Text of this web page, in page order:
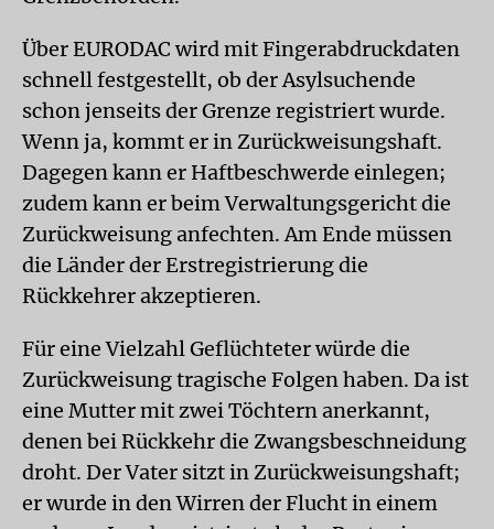
Über EURODAC wird mit Fingerabdruckdaten
schnell festgestellt, ob der Asylsuchende
schon jenseits der Grenze registriert wurde.
Wenn ja, kommt er in Zurückweisungshaft.
Dagegen kann er Haftbeschwerde einlegen;
zudem kann er beim Verwaltungsgericht die
Zurückweisung anfechten. Am Ende müssen
die Länder der Erstregistrierung die
Rückkehrer akzeptieren.
Für eine Vielzahl Geflüchteter würde die
Zurückweisung tragische Folgen haben. Da ist
eine Mutter mit zwei Töchtern anerkannt,
denen bei Rückkehr die Zwangsbeschneidung
droht. Der Vater sitzt in Zurückweisungshaft;
er wurde in den Wirren der Flucht in einem